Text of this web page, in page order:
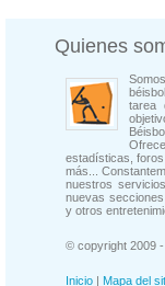
Quienes
tarea
estadísticas,
más...
nuestros
nuevas
y otros
© copyright 2009
Inicio | Mapa del